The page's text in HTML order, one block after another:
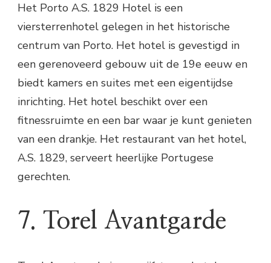
Het Porto A.S. 1829 Hotel is een
viersterrenhotel gelegen in het historische
centrum van Porto. Het hotel is gevestigd in
een gerenoveerd gebouw uit de 19e eeuw en
biedt kamers en suites met een eigentijdse
inrichting. Het hotel beschikt over een
fitnessruimte en een bar waar je kunt genieten
van een drankje. Het restaurant van het hotel,
A.S. 1829, serveert heerlijke Portugese
gerechten.
7. Torel Avantgarde